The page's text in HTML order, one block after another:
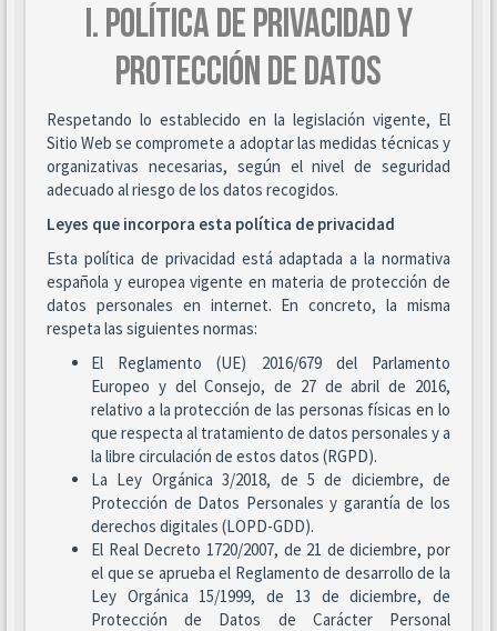
I. POLÍTICA DE PRIVACIDAD Y
PROTECCIÓN DE DATOS
Respetando lo establecido en la legislación vigente, El
Sitio Web se compromete a adoptar las medidas técnicas y
organizativas necesarias, según el nivel de seguridad
adecuado al riesgo de los datos recogidos.
Leyes que incorpora esta política de privacidad
Esta política de privacidad está adaptada a la normativa
española y europea vigente en materia de protección de
datos personales en internet. En concreto, la misma
respeta las siguientes normas:
El Reglamento (UE) 2016/679 del Parlamento
Europeo y del Consejo, de 27 de abril de 2016,
relativo a la protección de las personas físicas en lo
que respecta al tratamiento de datos personales y a
la libre circulación de estos datos (RGPD).
La Ley Orgánica 3/2018, de 5 de diciembre, de
Protección de Datos Personales y garantía de los
derechos digitales (LOPD-GDD).
El Real Decreto 1720/2007, de 21 de diciembre, por
el que se aprueba el Reglamento de desarrollo de la
Ley Orgánica 15/1999, de 13 de diciembre, de
Protección de Datos de Carácter Personal